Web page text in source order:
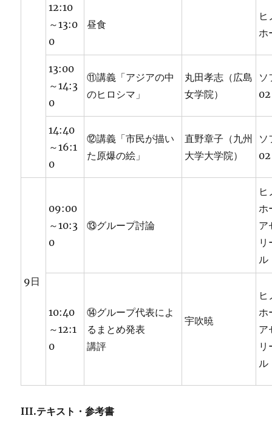
12:10
～13:0
0
昼食
ヒ
ホ
13:00
～14:3
0
⑪講義「アジアの中
のヒロシマ」
丸田孝志（広島
女学院）
ソ
02
14:40
～16:1
0
⑫講義「市民が描い
た原爆の絵」
直野章子（九州
大学大学院）
ソ
02
9日
09:00
～10:3
0
⑬グループ討論
ヒ
ホ
ア
リ
ル
10:40
～12:1
0
⑭グループ代表によ
るまとめ発表
講評
宇吹暁
ヒ
ホ
ア
リ
ル
III.テキスト・参考書